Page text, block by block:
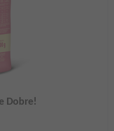
Dobre!